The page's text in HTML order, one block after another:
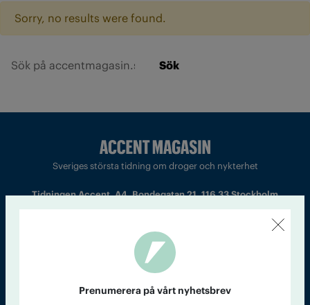
Sorry, no results were found.
Sök
Sveriges största tidning om droger och nykterhet
Tidningen Accent, A4, Bondegatan 21, 116 33 Stockholm
Chefredaktör och ansvarig utgivare: Barbro Janson Lundkvist,
barbro@a4.se.
Prenumerera på vårt nyhetsbrev